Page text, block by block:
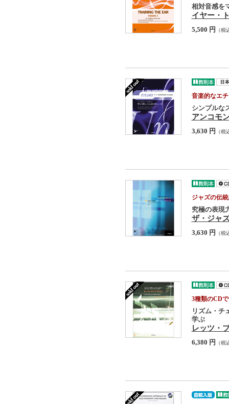
相対音感を
イヤー・
5,500 円 （税
音楽的なエ
シンプルな
アンコモ
3,630 円 （税
ジャズの伝
究極の表現
ザ・ジャ
3,630 円 （税
3種類のCD
リズム・チ
学ぶ
レッツ・
6,380 円 （税